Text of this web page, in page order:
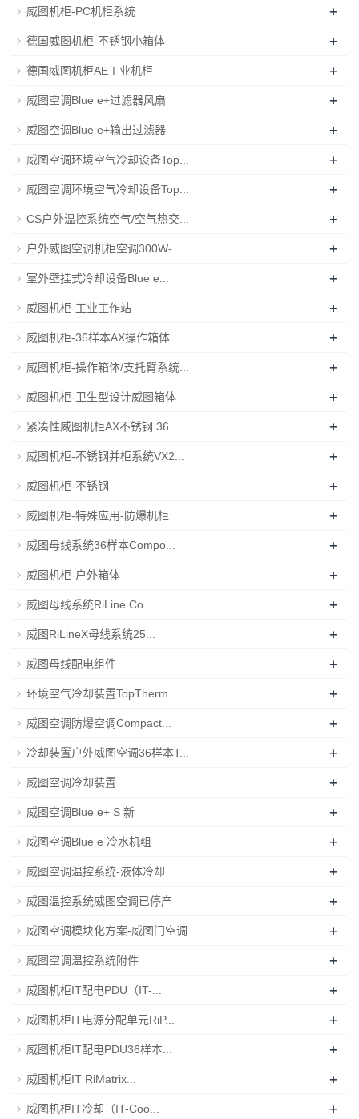
威图机柜-PC机柜系统 +
德国威图机柜-不锈钢小箱体 +
德国威图机柜AE工业机柜 +
威图空调Blue e+过滤器风扇 +
威图空调Blue e+输出过滤器 +
威图空调环境空气冷却设备Top... +
威图空调环境空气冷却设备Top... +
CS户外温控系统空气/空气热交... +
户外威图空调机柜空调300W-... +
室外壁挂式冷却设备Blue e... +
威图机柜-工业工作站 +
威图机柜-36样本AX操作箱体... +
威图机柜-操作箱体/支托臂系统... +
威图机柜-卫生型设计威图箱体 +
紧凑性威图机柜AX不锈钢 36... +
威图机柜-不锈钢并柜系统VX2... +
威图机柜-不锈钢 +
威图机柜-特殊应用-防爆机柜 +
威图母线系统36样本Compo... +
威图机柜-户外箱体 +
威图母线系统RiLine Co... +
威图RiLineX母线系统25... +
威图母线配电组件 +
环境空气冷却装置TopTherm +
威图空调防爆空调Compact... +
冷却装置户外威图空调36样本T... +
威图空调冷却装置 +
威图空调Blue e+ S 新 +
威图空调Blue e 冷水机组 +
威图空调温控系统-液体冷却 +
威图温控系统威图空调已停产 +
威图空调模块化方案-威图门空调 +
威图空调温控系统附件 +
威图机柜IT配电PDU（IT-... +
威图机柜IT电源分配单元RiP... +
威图机柜IT配电PDU36样本... +
威图机柜IT RiMatrix... +
威图机柜IT冷却（IT-Coo... +